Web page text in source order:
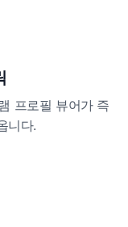
프로필 뷰어가 즉
니다.